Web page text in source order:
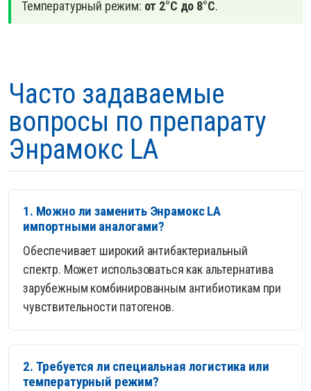
Температурный режим: от 2°С до 8°С.
Часто задаваемые
вопросы по препарату
Энрамокс LA
1. Можно ли заменить Энрамокс LA
импортными аналогами?
Обеспечивает широкий антибактериальный
спектр. Может использоваться как альтернатива
зарубежным комбинированным антибиотикам при
чувствительности патогенов.
2. Требуется ли специальная логистика или
температурный режим?